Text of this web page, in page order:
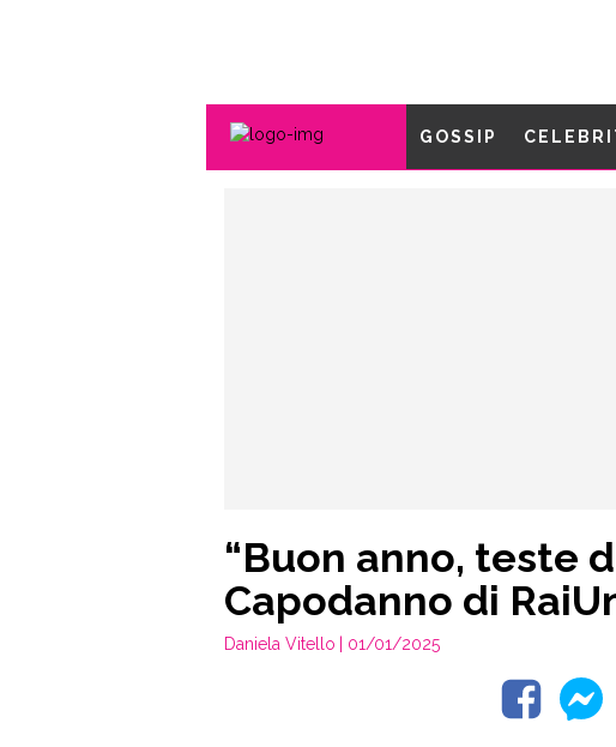
GOSSIP
“Buon anno, teste
Capodanno di
Daniela Vitello | 01/01/2025